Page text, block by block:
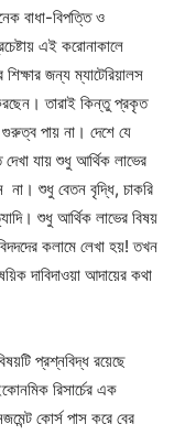
বাধা-বিপত্তি ও
এই করোনাকালে
জন্য ম্যাটেরিয়ালস
করছেন। তারাই কিন্তু প্রকৃত
পায় না। দেশে যে
যায় শুধু আর্থিক লাভের
না। শুধু বেতন বৃদ্ধি, চাকরি
শুধু আর্থিক লাভের বিষয়
কলামে লেখা হয়! তখন
দাবিদাওয়া আদায়ের কথা
প্রশ্নবিদ্ধ রয়েছে
রিসার্চের এক
কোর্স পাস করে বের